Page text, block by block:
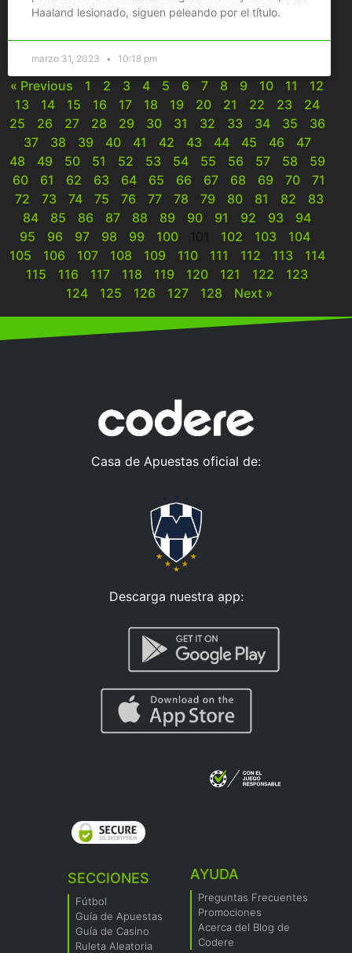
Haaland lesionado, siguen peleando por el título.
marzo 31, 2023 10:18 pm
« Previous 1 2 3 4 5 6 7 8 9 10 11
12
13
14 15 16 17 18 19 20 21 22 23
24
25
26 27 28 29 30 31 32 33 34 35
36
37
38 39 40 41 42 43 44 45 46
47
48
49 50 51 52 53 54 55 56 57 58
59
60
61 62 63 64 65 66 67 68 69 70
71
72
73 74 75 76 77 78 79 80 81 82
83
84
85 86 87 88 89 90 91 92 93
94
95
96 97 98 99 100 102 103
104
105
106 107 108 109 110 111 112 113
114
115
116 117 118 119 120 121 122
123
124
125 126 127 128 Next »
Casa de Apuestas oficial de:
Descarga nuestra app:
SECCIONES
Fútbol
Guía de Apuestas
Guía de Casino
Ruleta Aleatoria
AYUDA
Preguntas Frecuentes
Promociones
Acerca del Blog de
Codere